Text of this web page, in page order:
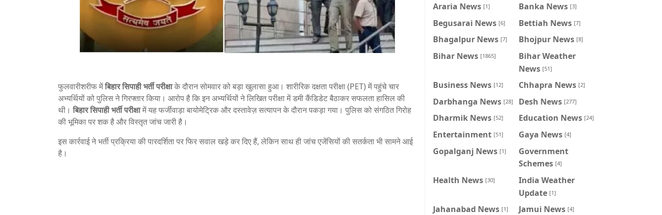
फुलवारीशरीफ मेंबिहार सिपाही भर्ती परीक्षाके दौरान सोमवार को बड़ा खुलासा हुआ। शारीरिक दक्षता परीक्षा (PET) में पहुंचे चार
अभ्यर्थियों को पुलिस ने गिरफ्तार किया। आरोप है कि इन अभ्यर्थियों ने लिखित परीक्षा में डमी कैंडिडेट बैठाकर सफलता हासिल की
थी।बिहार सिपाही भर्ती परीक्षामें यह फर्जीवाड़ा बायोमेट्रिक और दस्तावेज़ सत्यापन के दौरान पकड़ा गया। पुलिस को संगठित गिरोह
की भूमिका पर शक है और विस्तृत जांच जारी है।
इस कार्रवाई ने भर्ती प्रक्रिया की पारदर्शिता पर फिर सवाल खड़े कर दिए हैं, लेकिन साथ ही जांच एजेंसियों की सतर्कता भी सामने आई
है।
Araria News [1] Banka News [3]
Begusarai News [6] Bettiah News [7]
Bhagalpur News [7] Bhojpur News [8]
Bihar News [1865]
Bihar Weather
News [51]
Business News [12] Chhapra News [2]
Darbhanga News [28] Desh News [277]
Dharmik News [52] Education News [24]
Entertainment [51] Gaya News [4]
Gopalganj News [1]
Government
Schemes [4]
Health News [30]
India Weather
Update [1]
Jahanabad News [1] Jamui News [4]